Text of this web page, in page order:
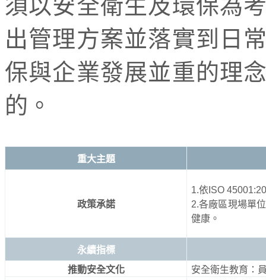
須以安全衛生及環保為
出管理方案並落實到日
保與企業發展並重的理
的。
重大主題
政策承諾
1.依 ISO
2.各廠區現場單
健康。
永續指標
推動安全文化
安全衛生教育：